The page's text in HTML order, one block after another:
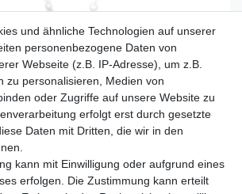
und ähnliche Technologien auf unserer
personenbezogene Daten von
Webseite (z.B. IP-Adresse), um z.B.
zu personalisieren, Medien von
oder Zugriffe auf unsere Website zu
erfolgt erst durch gesetzte
Daten mit Dritten, die wir in den
kann mit Einwilligung oder aufgrund eines
erfolgen. Die Zustimmung kann erteilt